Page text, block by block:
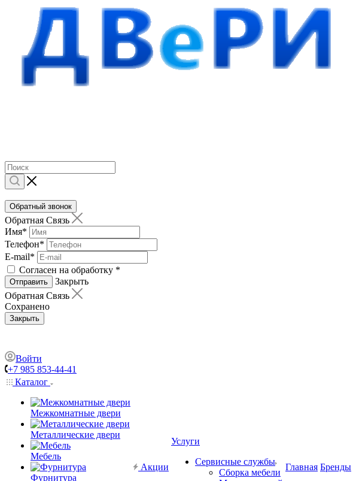
Обратный звонок
Обратная Связь
Имя*
Телефон*
E-mail*
Согласен на обработку *
Отправить
Закрыть
Обратная Связь
Сохранено
Закрыть
Войти
+7 985 853-44-41
Каталог
Межкомнатные двери
Металлические двери
Мебель
Фурнитура
Акции
Услуги
Сервисные службы
Сборка мебели
Главная Бренды